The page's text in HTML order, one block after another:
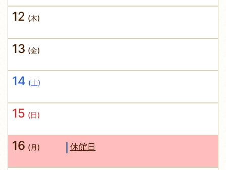
12 (木)
13 (金)
14 (土)
15 (日)
16 (月) 休館日